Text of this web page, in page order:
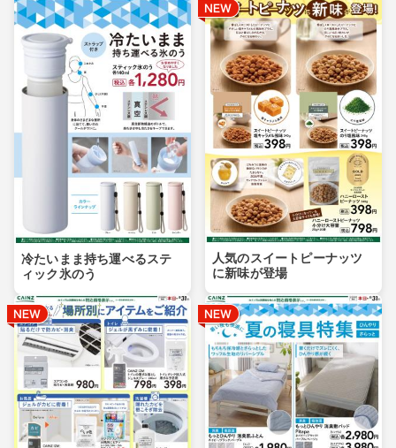
冷たいまま持ち運べるステ
ィック氷のう
人気のスイートピーナッツ
に新味が登場